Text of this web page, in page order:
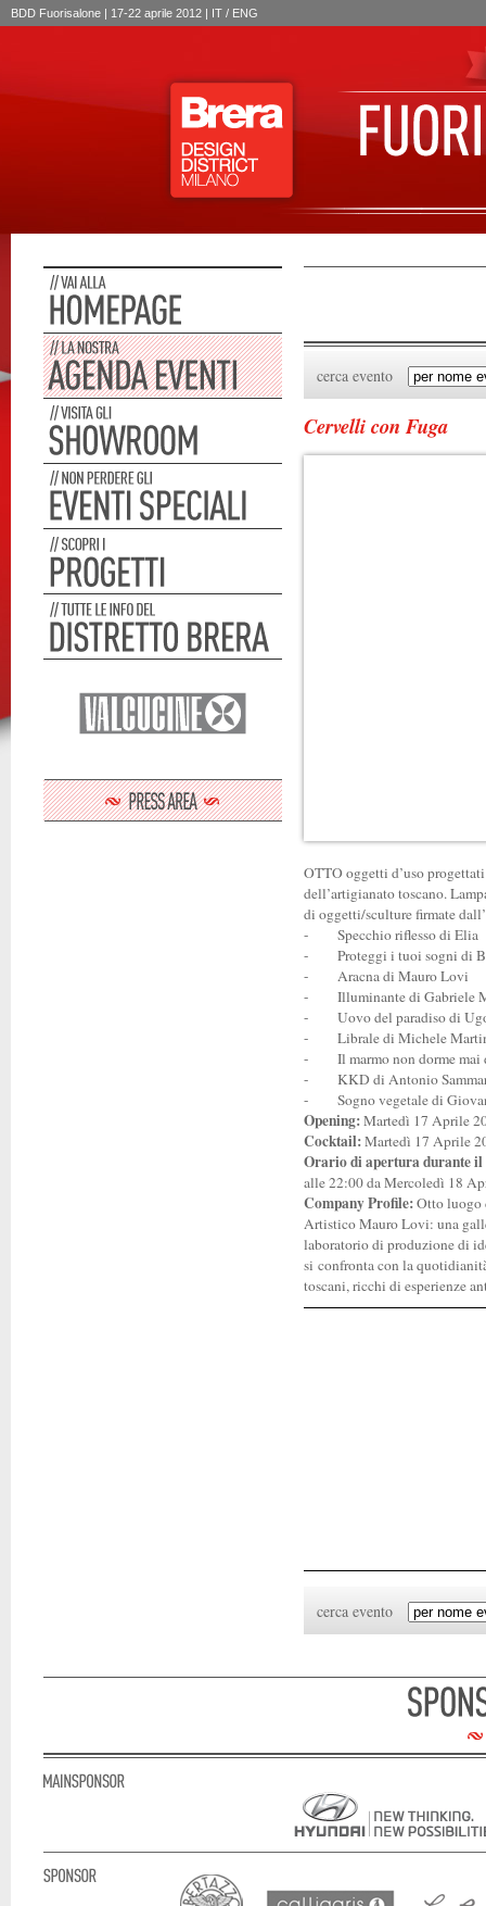
BDD Fuorisalone | 17-22 aprile 2012 | IT / ENG
cerca evento
Cervelli con Fuga
OTTO oggetti d’uso
dell’artigianato toscano.
di oggetti/sculture firmate
-
Specchio riflesso di Elia
-
Proteggi i tuoi sogni di
-
Aracna di Mauro Lovi
-
Illuminante di Gabriele
-
Uovo del paradiso di
-
Librale di Michele
-
Il marmo non dorme
- KKD di Antonio
- Sogno vegetale di
Opening:Martedì 17 Aprile
Cocktail:Martedì 17 Aprile
Orario di apertura durante
alle 22:00 da Mercoledì 18
Company Profile:Otto luogo
Artistico Mauro Lovi: una
laboratorio di produzione di
si confronta con la
toscani, ricchi di esperienze
cerca evento